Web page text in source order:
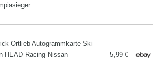
Ortlieb Autogrammkarte Ski
HEAD Racing Nissan
5,99 €